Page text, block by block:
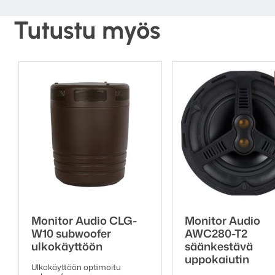
Älä anna koon hämätä:
puhtaan, tasapainoisen
musiikki kuuluu –
Pixelfriedhof.de –
Rakennettu
Tutustu myös
Monitor Audio CLG-
W10 subwoofer
ulkokäyttöön
Ulkokäyttöön optimoitu
Monitor Audio
AWC280-T2
säänkestävä
uppokaiutin